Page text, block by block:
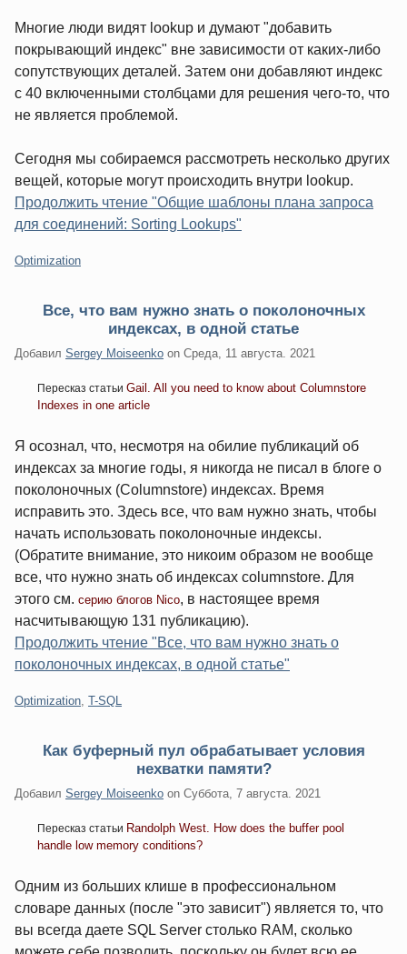
Многие люди видят lookup и думают "добавить
покрывающий индекс" вне зависимости от каких-либо
сопутствующих деталей. Затем они добавляют индекс
с 40 включенными столбцами для решения чего-то, что
не является проблемой.
Сегодня мы собираемся рассмотреть несколько других
вещей, которые могут происходить внутри lookup.
Продолжить чтение "Общие шаблоны плана запроса
для соединений: Sorting Lookups"
Категории:
Optimization
Все, что вам нужно знать о поколоночных
индексах, в одной статье
Добавил Sergey Moiseenko on Среда, 11 августа. 2021
Пересказ статьи Gail. All you need to know about Columnstore
Indexes in one article
Я осознал, что, несмотря на обилие публикаций об
индексах за многие годы, я никогда не писал в блоге о
поколоночных (Columnstore) индексах. Время
исправить это. Здесь все, что вам нужно знать, чтобы
начать использовать поколоночные индексы.
(Обратите внимание, это никоим образом не вообще
все, что нужно знать об индексах columnstore. Для
этого см. серию блогов Nico, в настоящее время
насчитывающую 131 публикацию).
Продолжить чтение "Все, что вам нужно знать о
поколоночных индексах, в одной статье"
Категории:
Optimization, T-SQL
Как буферный пул обрабатывает условия
нехватки памяти?
Добавил Sergey Moiseenko on Суббота, 7 августа. 2021
Пересказ статьи Randolph West. How does the buffer pool
handle low memory conditions?
Одним из больших клише в профессиональном
словаре данных (после "это зависит") является то, что
вы всегда даете SQL Server столько RAM, сколько